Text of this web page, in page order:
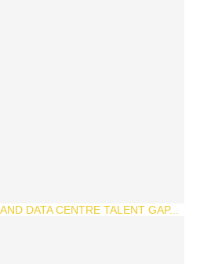
DATA CENTRE TALENT GAP...